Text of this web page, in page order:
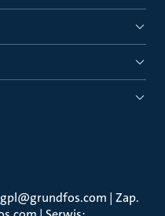
| Zap.